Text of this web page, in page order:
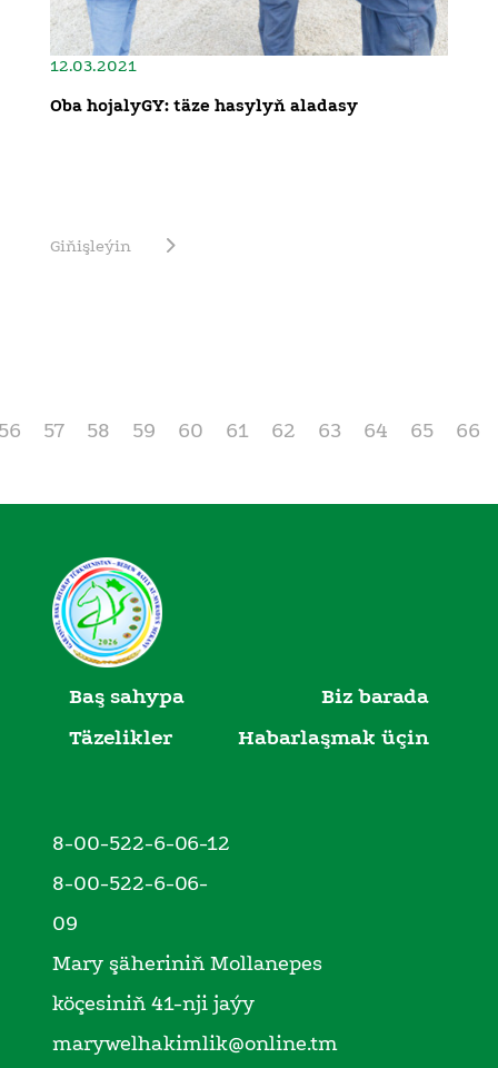
12.03.2021
Oba hojalyGY: täze hasylyň aladasy
Giňişleýin
57 58 59 60 61 62 63 64 65 66
Baş sahypa
Biz barada
Täzelikler
Habarlaşmak üçin
8-00-522-6-06-12
8-00-522-6-06-
09
Mary şäheriniň Mollanepes
köçesiniň 41-nji jaýy
marywelhakimlik@online.tm